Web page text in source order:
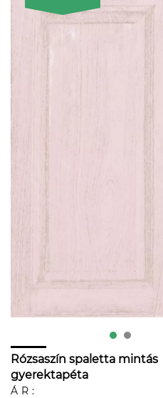
Rózsaszín spaletta mintás
gyerektapéta
ÁR: